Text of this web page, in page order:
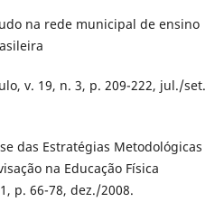
na rede municipal de ensino
v. 19, n. 3, p. 209-222, jul./set.
das Estratégias Metodológicas
na Educação Física
p. 66-78, dez./2008.